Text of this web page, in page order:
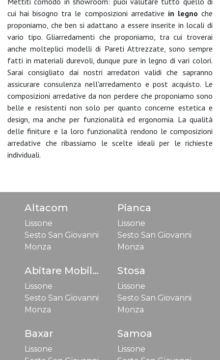
cui hai bisogno tra le composizioni arredative in legno che
proponiamo, che ben si adattano a essere inserite in locali di
vario tipo. Gliarredamenti che proponiamo, tra cui troverai
anche molteplici modelli di Pareti Attrezzate, sono sempre
fatti in materiali durevoli, dunque pure in legno di vari colori.
Sarai consigliato dai nostri arredatori validi che sapranno
assicurare consulenza nell'arredamento e post acquisto. Le
composizioni arredative da non perdere che proponiamo sono
belle e resistenti non solo per quanto concerne estetica e
design, ma anche per funzionalità ed ergonomia. La qualità
delle finiture e la loro funzionalità rendono le composizioni
arredative che ribassiamo le scelte ideali per le richieste
individuali.
Altacom
Lissone
Sesto San Giovanni
Monza
Pianca
Lissone
Sesto San Giovanni
Monza
Abitare Mobilstella
Lissone
Sesto San Giovanni
Monza
Stosa
Lissone
Sesto San Giovanni
Monza
Baxar
Lissone
Samoa
Lissone